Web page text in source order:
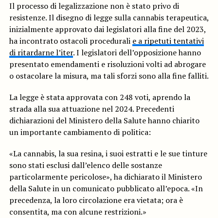
Il processo di legalizzazione non è stato privo di
resistenze. Il disegno di legge sulla cannabis terapeutica,
inizialmente approvato dai legislatori alla fine del 2023,
ha incontrato ostacoli procedurali e a ripetuti tentativi
di ritardarne l’iter. I legislatori dell’opposizione hanno
presentato emendamenti e risoluzioni volti ad abrogare
o ostacolare la misura, ma tali sforzi sono alla fine falliti.
La legge è stata approvata con 248 voti, aprendo la
strada alla sua attuazione nel 2024. Precedenti
dichiarazioni del Ministero della Salute hanno chiarito
un importante cambiamento di politica:
«La cannabis, la sua resina, i suoi estratti e le sue tinture
sono stati esclusi dall’elenco delle sostanze
particolarmente pericolose», ha dichiarato il Ministero
della Salute in un comunicato pubblicato all’epoca. «In
precedenza, la loro circolazione era vietata; ora è
consentita, ma con alcune restrizioni.»